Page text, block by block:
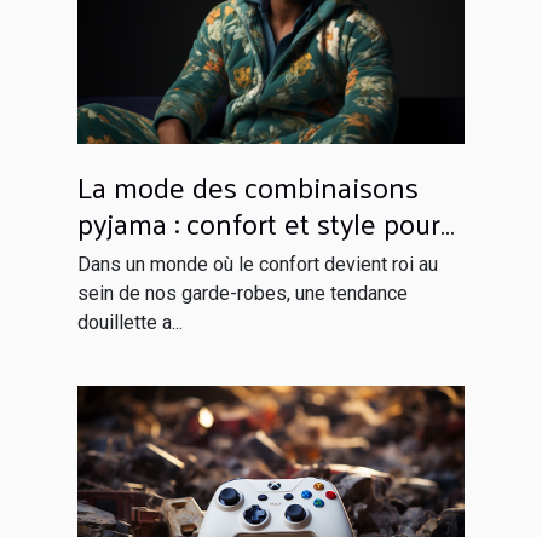
La mode des combinaisons
pyjama : confort et style pour
rester à la maison
Dans un monde où le confort devient roi au
sein de nos garde-robes, une tendance
douillette a...